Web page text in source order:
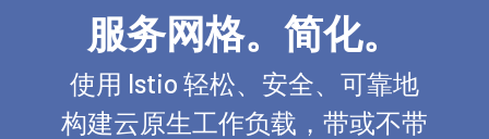
服务网格。简化。
使用 Istio 轻松、安全、可靠地
构建云原生工作负载，带或不带